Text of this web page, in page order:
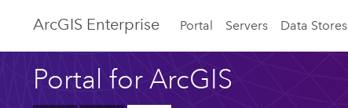
ArcGIS Enterprise Portal Servers Data Stores
Portal for ArcGIS